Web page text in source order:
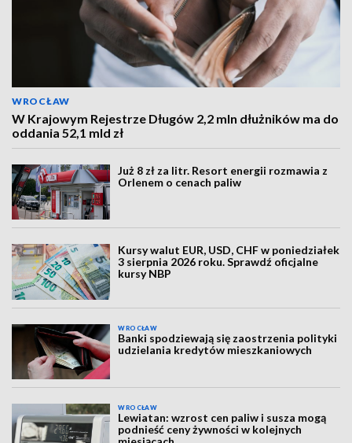
WROCŁAW
W Krajowym Rejestrze Długów 2,2 mln dłużników ma do
oddania 52,1 mld zł
Już 8 zł za litr. Resort energii rozmawia z
Orlenem o cenach paliw
Kursy walut EUR, USD, CHF w poniedziałek
3 sierpnia 2026 roku. Sprawdź oficjalne
kursy NBP
WROCŁAW
Banki spodziewają się zaostrzenia polityki
udzielania kredytów mieszkaniowych
WROCŁAW
Lewiatan: wzrost cen paliw i susza mogą
podnieść ceny żywności w kolejnych